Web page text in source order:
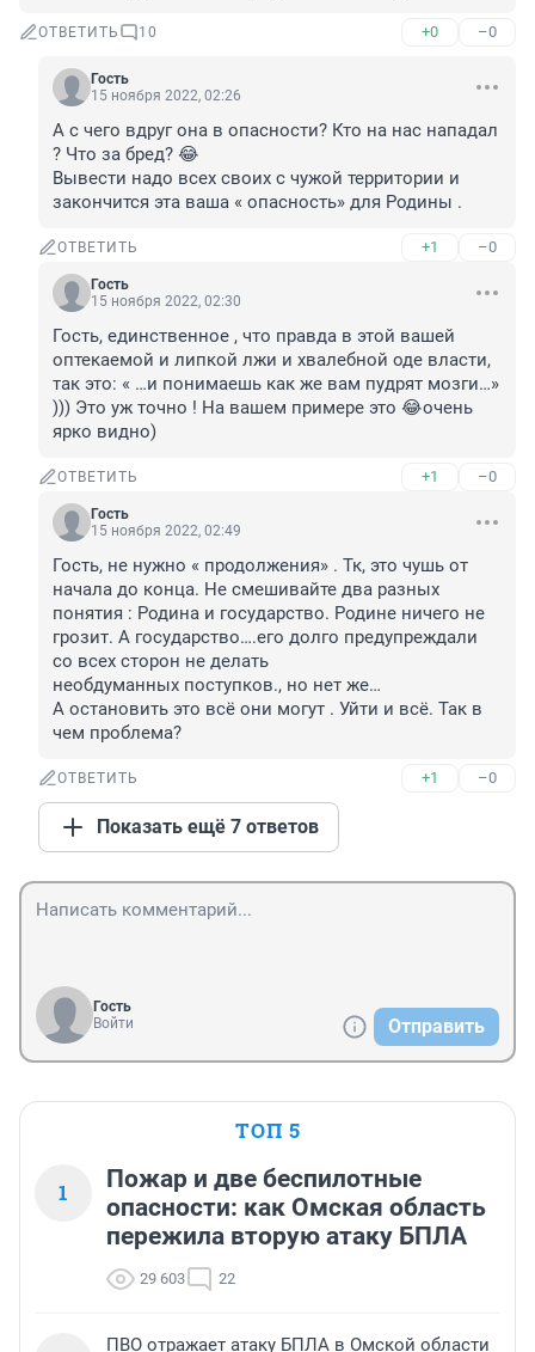
ОТВЕТИТЬ 10 +0 –0
Гость
15 ноября 2022, 02:26
А с чего вдруг она в опасности? Кто на нас нападал
? Что за бред? 😂
Вывести надо всех своих с чужой территории и
закончится эта ваша « опасность» для Родины .
ОТВЕТИТЬ +1 –0
Гость
15 ноября 2022, 02:30
Гость, единственное , что правда в этой вашей
оптекаемой и липкой лжи и хвалебной оде власти,
так это: « …и понимаешь как же вам пудрят мозги…»
))) Это уж точно ! На вашем примере это 😂очень
ярко видно)
ОТВЕТИТЬ +1 –0
Гость
15 ноября 2022, 02:49
Гость, не нужно « продолжения» . Тк, это чушь от
начала до конца. Не смешивайте два разных
понятия : Родина и государство. Родине ничего не
грозит. А государство….его долго предупреждали
со всех сторон не делать
необдуманных поступков., но нет же…
А остановить это всё они могут . Уйти и всё. Так в
чем проблема?
ОТВЕТИТЬ +1 –0
Показать ещё 7 ответов
Гость
Войти
Отправить
ТОП 5
1
Пожар и две беспилотные
опасности: как Омская область
пережила вторую атаку БПЛА
29 603 22
ПВО отражает атаку БПЛА в Омской области